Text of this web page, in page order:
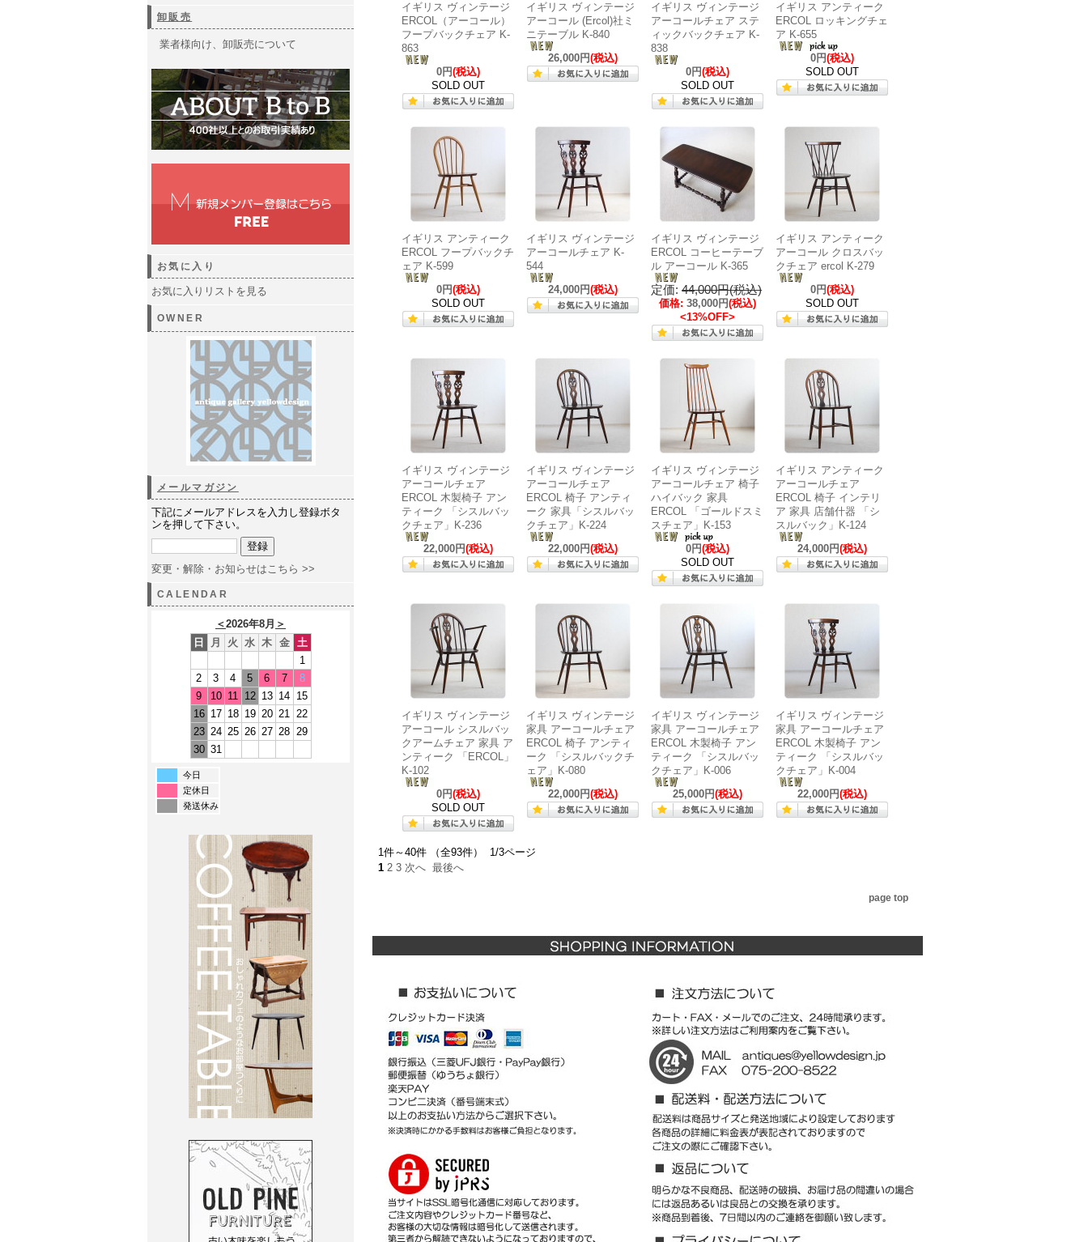
卸販売
業者様向け、卸販売について
お気に入り
お気に入りリストを見る
OWNER
メールマガジン
下記にメールアドレスを入力し登録ボタ
ンを押して下さい。
変更・解除・お知らせはこちら >>
CALENDAR
＜2026年8月 ＞
日
月 火 水 木 金
土
1
2
3 4 5 6 7
8
9
10 11 12 13 14 15
16 17 18 19 20 21 22
23 24 25 26 27 28 29
30 31
今日
定休日
発送休み
イギリス ヴィンテージ
ERCOL（アーコール）
フープバックチェア K-
863
0円(税込)
SOLD OUT
イギリス ヴィンテージ
アーコール (Ercol)社ミ
ニテーブル K-840
26,000円(税込)
イギリス ヴィンテージ
アーコールチェア ステ
ィックバックチェア K-
838
0円(税込)
SOLD OUT
イギリス アンティーク
ERCOL ロッキングチェ
ア K-655
0円(税込)
SOLD OUT
イギリス アンティーク
ERCOL フープバックチ
ェア K-599
0円(税込)
SOLD OUT
イギリス ヴィンテージ
アーコールチェア K-
544
24,000円(税込)
イギリス ヴィンテージ
ERCOL コーヒーテーブ
ル アーコール K-365
定価:44,000円(税込)
価格:38,000円(税込)
<13%OFF>
イギリス アンティーク
アーコール クロスバッ
クチェア ercol K-279
0円(税込)
SOLD OUT
イギリス ヴィンテージ
アーコールチェア
ERCOL 木製椅子 アン
ティーク 「シスルバッ
クチェア」K-236
22,000円(税込)
イギリス ヴィンテージ
アーコールチェア
ERCOL 椅子 アンティ
ーク 家具「シスルバッ
クチェア」K-224
22,000円(税込)
イギリス ヴィンテージ
アーコールチェア 椅子
ハイバック 家具
ERCOL 「ゴールドスミ
スチェア」K-153
0円(税込)
SOLD OUT
イギリス アンティーク
アーコールチェア
ERCOL 椅子 インテリ
ア 家具 店舗什器 「シ
スルバック」K-124
24,000円(税込)
イギリス ヴィンテージ
アーコール シスルバッ
クアームチェア 家具 ア
ンティーク 「ERCOL」
K-102
0円(税込)
SOLD OUT
イギリス ヴィンテージ
家具 アーコールチェア
ERCOL 椅子 アンティ
ーク 「シスルバックチ
ェア」K-080
22,000円(税込)
イギリス ヴィンテージ
家具 アーコールチェア
ERCOL 木製椅子 アン
ティーク 「シスルバッ
クチェア」K-006
25,000円(税込)
イギリス ヴィンテージ
家具 アーコールチェア
ERCOL 木製椅子 アン
ティーク 「シスルバッ
クチェア」K-004
22,000円(税込)
1件～40件 （全93件） 1/3ページ
1 2 3 次へ 最後へ
page top